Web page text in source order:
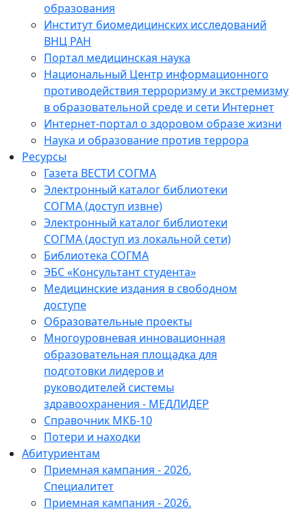
образования
Институт биомедицинских исследований
ВНЦ РАН
Портал медицинская наука
Национальный Центр информационного
противодействия терроризму и экстремизму
в образовательной среде и сети Интернет
Интернет-портал о здоровом образе жизни
Наука и образование против террора
Ресурсы
Газета ВЕСТИ СОГМА
Электронный каталог библиотеки
СОГМА (доступ извне)
Электронный каталог библиотеки
СОГМА (доступ из локальной сети)
Библиотека СОГМА
ЭБС «Консультант студента»
Медицинские издания в свободном
доступе
Образовательные проекты
Многоуровневая инновационная
образовательная площадка для
подготовки лидеров и
руководителей системы
здравоохранения - МЕДЛИДЕР
Справочник МКБ-10
Потери и находки
Абитуриентам
Приемная кампания - 2026.
Специалитет
Приемная кампания - 2026.